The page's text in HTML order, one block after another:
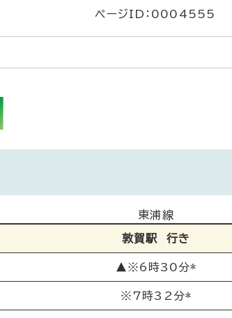
ページID：0004555
東浦線
敦賀駅 行き
▲※6時30分*
※7時32分*